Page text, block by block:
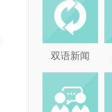
双语新闻